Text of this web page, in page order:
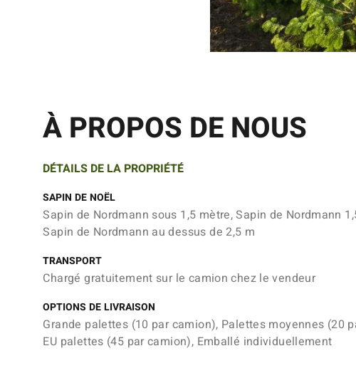
À PROPOS DE NOUS
DÉTAILS DE LA PROPRIÉTÉ
SAPIN DE NOËL
Sapin de Nordmann sous 1,5 mètre, Sapin de Nordmann
Sapin de Nordmann au dessus de 2,5 m
TRANSPORT
Chargé gratuitement sur le camion chez le vendeur
OPTIONS DE LIVRAISON
Grande palettes (10 par camion), Palettes moyennes (20
EU palettes (45 par camion), Emballé individuellement